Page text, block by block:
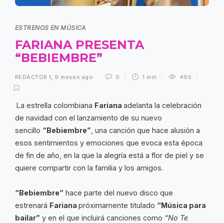
ESTRENOS EN MÚSICA
FARIANA PRESENTA
“BEBIEMBRE”
REDACTOR 1, 9 meses ago 0 1 min 495
La estrella colombiana Fariana adelanta la celebración
de navidad con el lanzamiento de su nuevo
sencillo “Bebiembre” , una canción que hace alusión a
esos sentimientos y emociones que evoca esta época
de fin de año, en la que la alegría está a flor de piel y se
quiere compartir con la familia y los amigos.
“Bebiembre” hace parte del nuevo disco que
estrenará Fariana próximamente titulado “Música para
bailar” y en el que incluirá canciones como “No Te